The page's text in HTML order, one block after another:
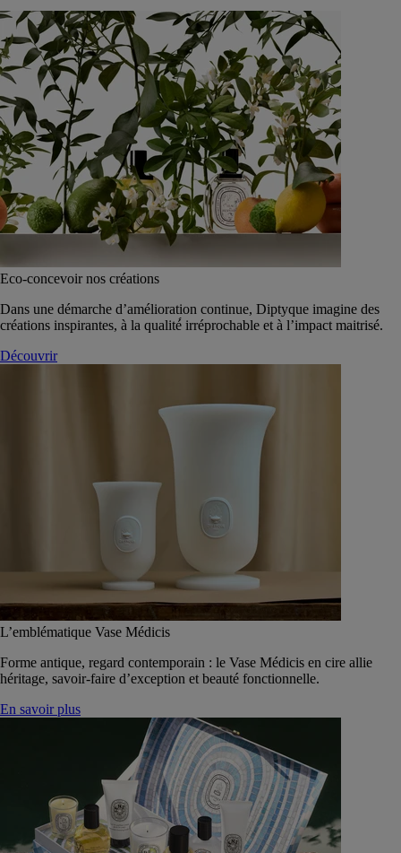
Eco-concevoir nos créations
Dans une démarche d’amélioration continue, Diptyque imagine des
créations inspirantes, à la qualité́ irréprochable et à l’impact maitrisé.
Découvrir
L’emblématique Vase Médicis
Forme antique, regard contemporain : le Vase Médicis en cire allie
héritage, savoir-faire d’exception et beauté fonctionnelle.
En savoir plus